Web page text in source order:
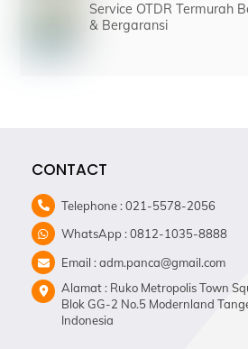
Service OTDR Termurah
& Bergaransi
CONTACT
Telephone : 021-5578-2056
WhatsApp : 0812-1035-8888
Email : adm.panca@gmail.com
Alamat : Ruko Metropolis Town
Blok GG-2 No.5 Modernland
Indonesia